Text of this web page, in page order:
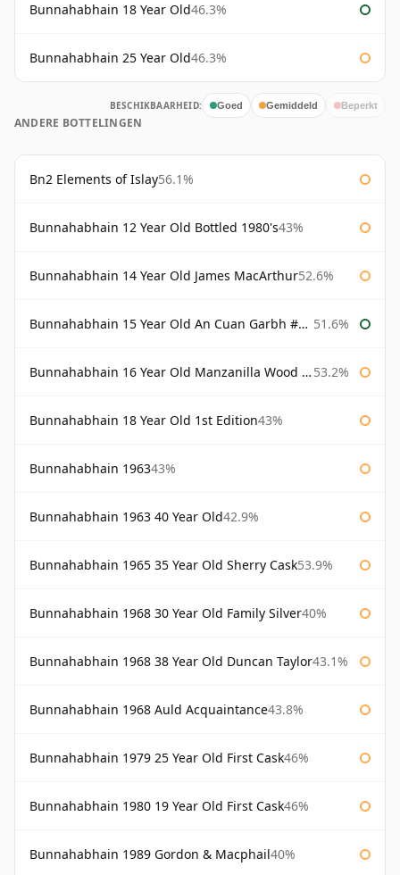
Bunnahabhain 18 Year Old46.3%
Bunnahabhain 25 Year Old46.3%
BESCHIKBAARHEID: Goed Gemiddeld Beperkt
ANDERE BOTTELINGEN
Bn2 Elements of Islay56.1%
Bunnahabhain 12 Year Old Bottled 1980's43%
Bunnahabhain 14 Year Old James MacArthur52.6%
Bunnahabhain 15 Year Old An Cuan Garbh #1 Westering Home Collection 51.6%
Bunnahabhain 16 Year Old Manzanilla Wood Finish 53.2%
Bunnahabhain 18 Year Old 1st Edition43%
Bunnahabhain 196343%
Bunnahabhain 1963 40 Year Old42.9%
Bunnahabhain 1965 35 Year Old Sherry Cask53.9%
Bunnahabhain 1968 30 Year Old Family Silver40%
Bunnahabhain 1968 38 Year Old Duncan Taylor43.1%
Bunnahabhain 1968 Auld Acquaintance43.8%
Bunnahabhain 1979 25 Year Old First Cask46%
Bunnahabhain 1980 19 Year Old First Cask46%
Bunnahabhain 1989 Gordon & Macphail40%